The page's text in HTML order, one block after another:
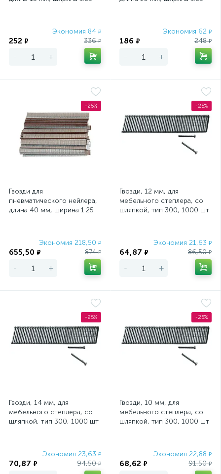
Экономия 84 ₽
252 ₽ 336₽
- +
Экономия 62 ₽
186 ₽ 248₽
- +
-25%
Гвозди для
пневматического нейлера,
длина 40 мм, ширина 1.25
Экономия 218,50 ₽
655,50 ₽ 874₽
- +
-25%
Гвозди, 12 мм, для
мебельного степлера, со
шляпкой, тип 300, 1000 шт
Экономия 21,63 ₽
64,87 ₽ 86,50₽
- +
-25%
Гвозди, 14 мм, для
мебельного степлера, со
шляпкой, тип 300, 1000 шт
Экономия 23,63 ₽
70,87 ₽ 94,50₽
-25%
Гвозди, 10 мм, для
мебельного степлера, со
шляпкой, тип 300, 1000 шт
Экономия 22,88 ₽
68,62 ₽ 91,50₽